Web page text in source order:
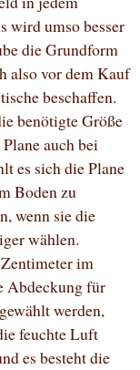
wird umso besser
die Grundform
also vor dem Kauf
beschaffen.
benötigte Größe
auch bei
es sich die Plane
Boden zu
wenn sie die
wählen.
im
Abdeckung für
werden,
feuchte Luft
es besteht die